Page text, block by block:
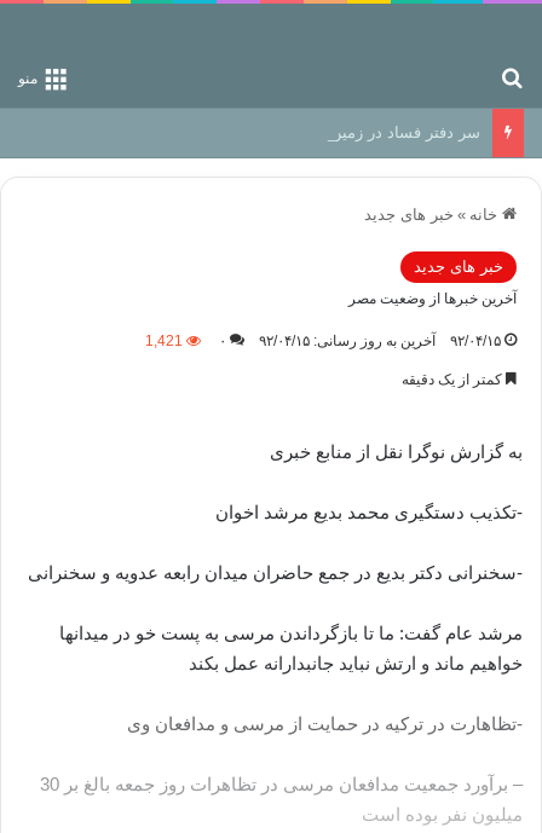
منو
سر دفتر فساد در زمین‌، دوری وکناره‌گیری از راه خداست‌!
خانه » خبر های جدید
خبر های جدید
آخرین خبرها از وضعیت مصر
۹۲/۰۴/۱۵ آخرین به روز رسانی: ۹۲/۰۴/۱۵ ۰ 1,421
کمتر از یک دقیقه
به گزارش نوگرا نقل از منابع خبری
-تکذیب دستگیری محمد بدیع مرشد اخوان
-سخنرانی دکتر بدیع در جمع حاضران میدان رابعه عدویه و سخنرانی
مرشد عام گفت: ما تا بازگرداندن مرسی به پست خو در میدانها
خواهیم ماند و ارتش نباید جانبدارانه عمل بکند
-تظاهارت در ترکیه در حمایت از مرسی و مدافعان وی
– برآورد جمعیت مدافعان مرسی در تظاهرات روز جمعه بالغ بر 30
میلیون نفر بوده است